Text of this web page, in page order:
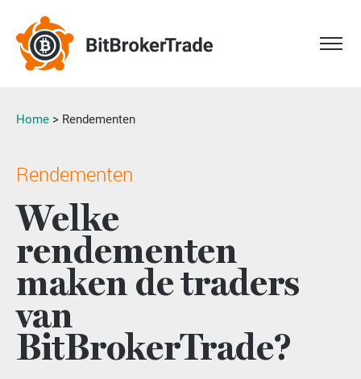
Home > Rendementen
Rendementen
Welke
rendementen
maken de traders
van
BitBrokerTrade?